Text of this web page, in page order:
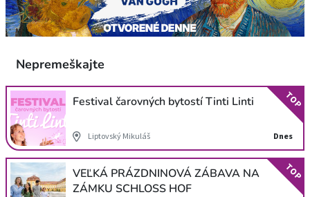
Nepremeškajte
Festival čarovných bytostí Tinti Linti
Liptovský Mikuláš Dnes
TOP
VEĽKÁ PRÁZDNINOVÁ ZÁBAVA NA
ZÁMKU SCHLOSS HOF
TOP